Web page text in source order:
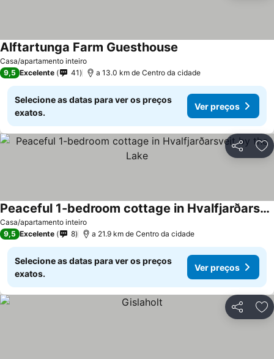
Casa/apartamento inteiro
Alftartunga Farm Guesthouse
9,5 Excelente 41 a 13.0 km de Centro da cidade
Selecione as datas para ver os preços
exatos.
Ver preços
Partilhar
Casa/apartamento inteiro
Peaceful 1-bedroom cottage in Hvalfjarðarsveit by the Lake
Ver preços
9,5 Excelente 8 a 21.9 km de Centro da cidade
Selecione as datas para ver os preços
exatos.
Ver preços
Partilhar